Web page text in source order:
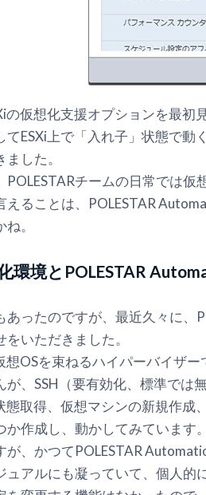
の仮想化支援オプションを最
てESXi上で「入れ子」状態で
した。
POLESTARチームの日常では仮
えることは、POLESTAR
。
環境とPOLESTAR
あったのですが、最近久々に、
をいただきました。
想OSを束ねるハイパーバイザ
が、SSH（要有効化、標準では
態取得、仮想マシンの新規作
か作成し、動かしてみています。
が、かつてPOLESTAR
ュアルにも凝っていて、個人的